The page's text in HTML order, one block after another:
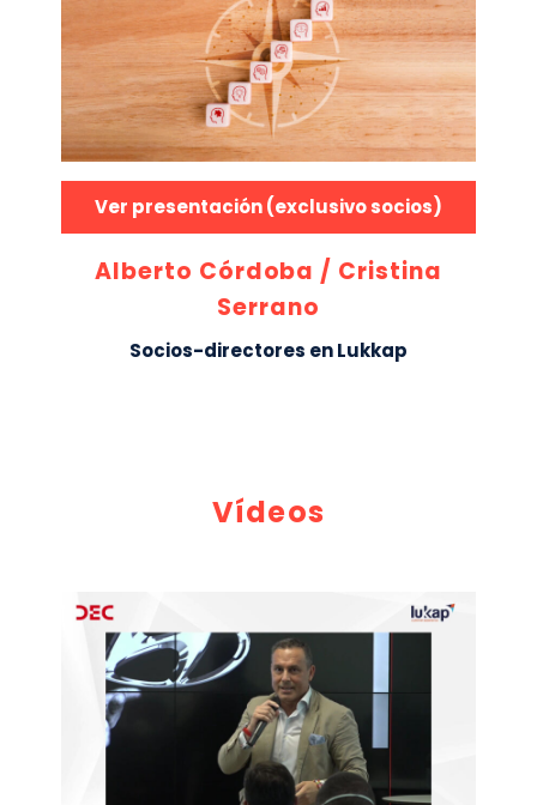
Ver presentación (exclusivo socios)
Alberto Córdoba / Cristina
Serrano
Socios-directores en Lukkap
Vídeos